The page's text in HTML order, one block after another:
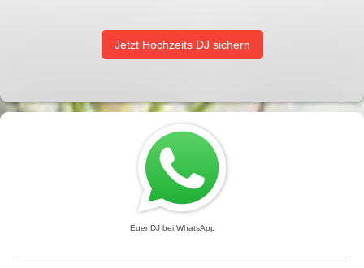
Jetzt Hochzeits DJ sichern
Euer DJ bei WhatsApp